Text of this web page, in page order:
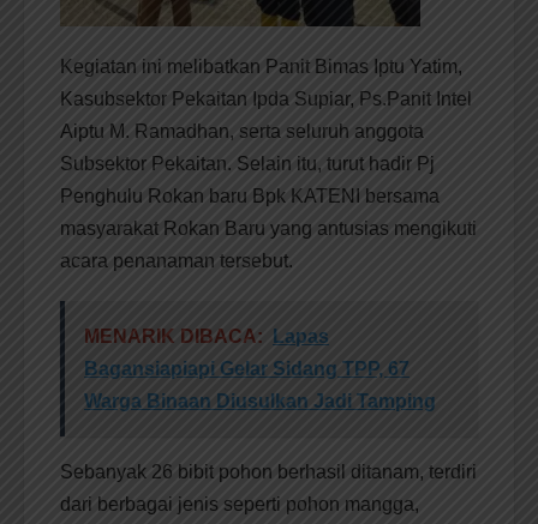
Kegiatan ini melibatkan Panit Bimas Iptu Yatim,
Kasubsektor Pekaitan Ipda Supiar, Ps.Panit Intel
Aiptu M. Ramadhan, serta seluruh anggota
Subsektor Pekaitan. Selain itu, turut hadir Pj
Penghulu Rokan baru Bpk KATENI bersama
masyarakat Rokan Baru yang antusias mengikuti
acara penanaman tersebut.
MENARIK DIBACA:
Lapas
Bagansiapiapi Gelar Sidang TPP, 67
Warga Binaan Diusulkan Jadi Tamping
Sebanyak 26 bibit pohon berhasil ditanam, terdiri
dari berbagai jenis seperti pohon mangga,